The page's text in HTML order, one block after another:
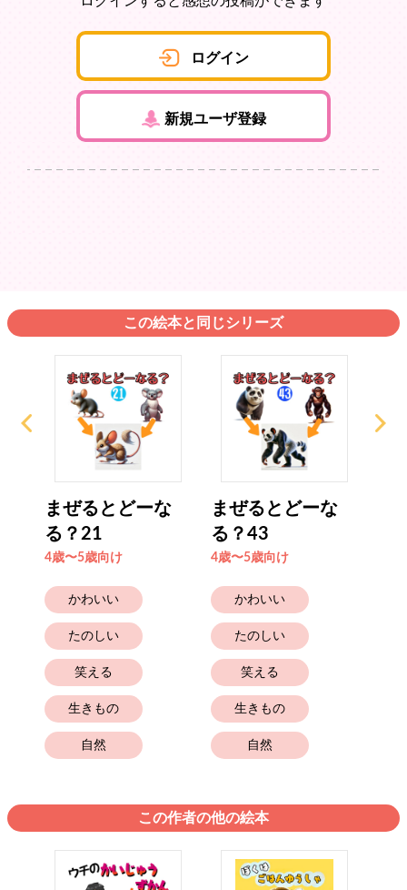
ログイン
新規ユーザ登録
この絵本と同じシリーズ
まぜるとどーな
る？21
4歳〜5歳向け
かわいい
たのしい
笑える
生きもの
自然
まぜるとどーな
る？43
4歳〜5歳向け
かわいい
たのしい
笑える
生きもの
自然
この作者の他の絵本